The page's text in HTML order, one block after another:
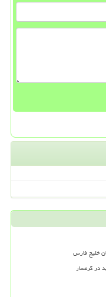
خلیج فارس